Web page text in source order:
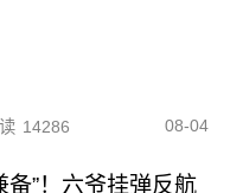
14286 08-04
备”！六爷挂弹反航